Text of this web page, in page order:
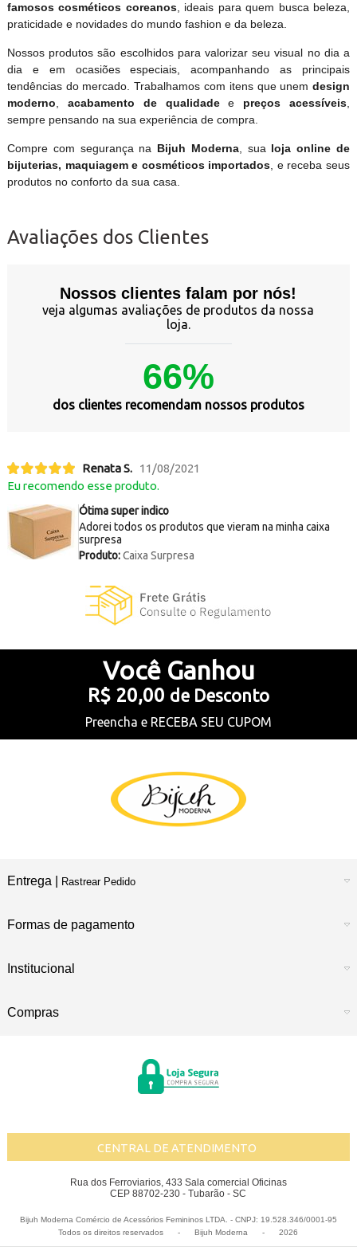
famosos cosméticos coreanos, ideais para quem busca beleza,
praticidade e novidades do mundo fashion e da beleza.
Nossos produtos são escolhidos para valorizar seu visual no dia a
dia e em ocasiões especiais, acompanhando as principais
tendências do mercado. Trabalhamos com itens que unemdesign
moderno
acabamento de qualidadee preços acessíveis
sempre pensando na sua experiência de compra.
Compre com segurança na Bijuh Moderna, sua loja online de
bijuterias, maquiagem e cosméticos importados , e receba seus
produtos no conforto da sua casa.
Avaliações dos Clientes
Nossos clientes falam por nós!
veja algumas avaliações de produtos da nossa
loja.
66%
dos clientes recomendam nossos produtos
Renata S. 11/08/2021
Eu recomendo esse produto.
Ótima super indico
Adorei todos os produtos que vieram na minha caixa
surpresa
Produto:Caixa Surpresa
Você Ganhou
R$ 20,00 de Desconto
Preencha e RECEBA SEU CUPOM
Entrega | Rastrear Pedido
Formas de pagamento
Institucional
Compras
CENTRAL DE ATENDIMENTO
Rua dos Ferroviarios, 433 Sala comercial Oficinas
CEP 88702-230 - Tubarão - SC
Bijuh Moderna Comércio de Acessórios Femininos LTDA. - CNPJ: 19.528.346/0001-95
Todos os direitos reservados
- Bijuh Moderna - 2026